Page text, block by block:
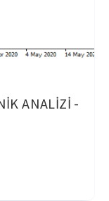
ANALİZİ -